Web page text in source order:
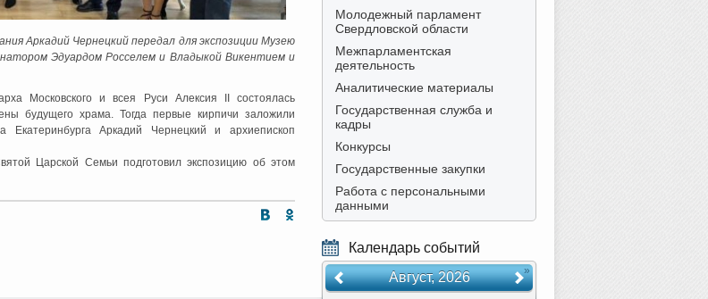
Аркадий Чернецкий передал для экспозиции Музею
Эдуардом Росселем и Владыкой Викентием и
Московского и всея Руси Алексия II состоялась
будущего храма. Тогда первые кирпичи заложили
Екатеринбурга Аркадий Чернецкий и архиепископ
Царской Семьи подготовил экспозицию об этом
Молодежный парламент
Свердловской области
Межпарламентская
деятельность
Аналитические материалы
Государственная служба и
кадры
Конкурсы
Государственные закупки
Работа с персональными
данными
Календарь событий
Август, 2026 »